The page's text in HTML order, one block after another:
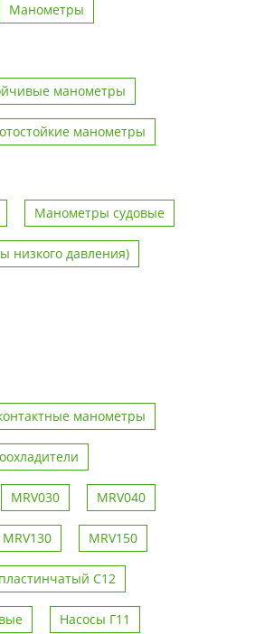
Манометры
манометры
манометры
Манометры судовые
низкого давления)
манометры
MRV030 MRV040
MRV130 MRV150
С12
Насосы Г11